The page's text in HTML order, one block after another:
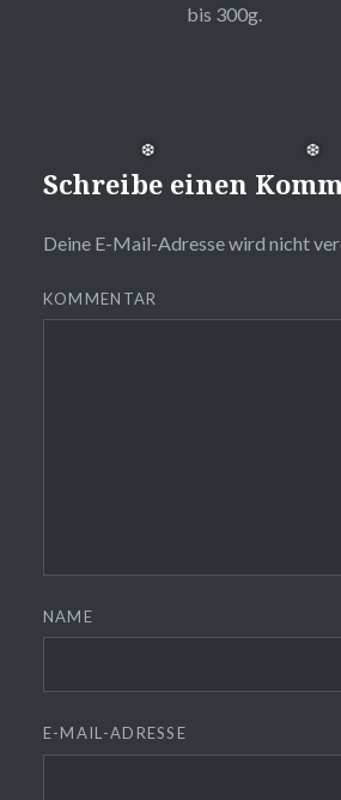
bis 300g.
Schreibe einen
Deine E-Mail-Adresse wird nicht
KOMMENTAR
NAME
E-MAIL-ADRESSE